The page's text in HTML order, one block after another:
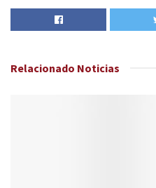
Relacionado Noticias